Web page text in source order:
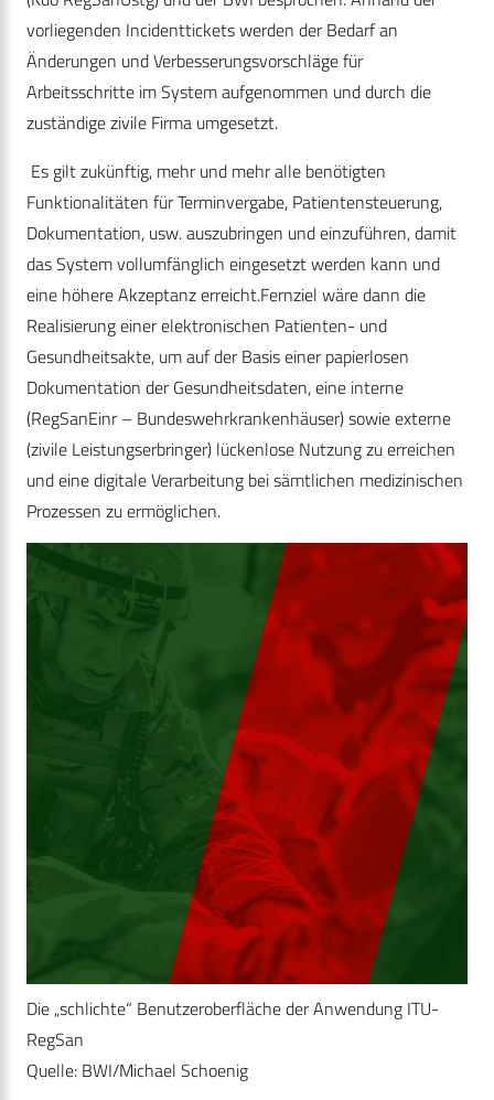
vorliegenden Incident­tickets werden der Bedarf an
Änderungen und Verbesserungsvorschläge für
Arbeitsschritte im System aufgenommen und durch die
zuständige zivile Firma umgesetzt.
Es gilt zukünftig, mehr und mehr alle benötigten
Funktionalitäten für Terminvergabe, Patientensteuerung,
Dokumentation, usw. auszubringen und einzuführen, damit
das System vollumfänglich eingesetzt werden kann und
eine höhere Akzeptanz erreicht.Fernziel wäre dann die
Realisierung einer elektronischen Patienten- und
Gesundheitsakte, um auf der Basis einer papierlosen
Dokumentation der Gesundheitsdaten, eine interne
(RegSanEinr – Bundeswehrkrankenhäuser) sowie externe
(zivile Leistungserbringer) lückenlose Nutzung zu erreichen
und eine digitale Verarbeitung bei sämtlichen medizinischen
Prozessen zu ermöglichen.
Die „schlichte“ Benutzeroberfläche der Anwendung ITU-
RegSan
Quelle: BWI/Michael Schoenig